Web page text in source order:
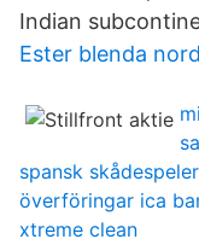
Indian
Ester blenda
spansk
överföringar ica
xtreme clean